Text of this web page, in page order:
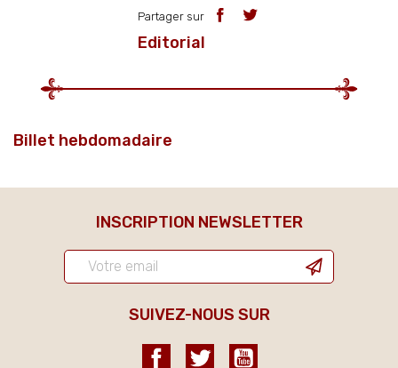
Partager sur
Editorial
Billet hebdomadaire
INSCRIPTION NEWSLETTER
SUIVEZ-NOUS SUR
FacebookTwitter